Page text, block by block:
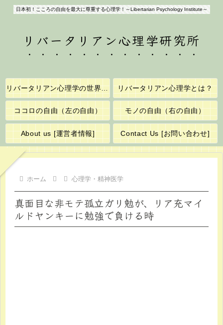
日本初！こころの自由を最大に尊重する心理学！～Libertarian Psychology Institute～
リバータリアン心理学研究所
リバータリアン心理学の世界へようこそ！ リバータリアン心理学とは？
ココロの自由（左の自由） モノの自由（右の自由）
About us [運営者情報] Contact Us [お問い合わせ]
ホーム 心理学・精神医学
真面目な非モテ孤立ガリ勉が、リア充マイ
ルドヤンキーに勉強で負ける時